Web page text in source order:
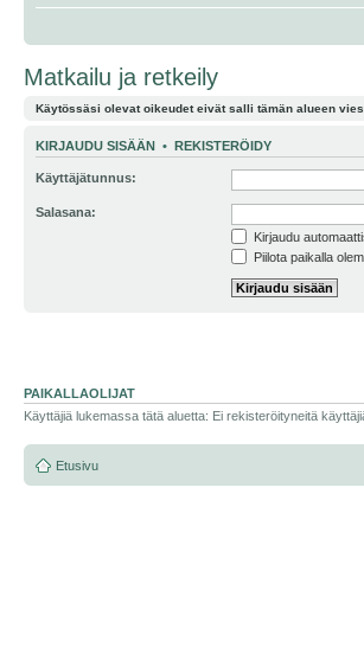
Matkailu ja retkeily
Käytössäsi olevat oikeudet eivät salli tämän alueen
KIRJAUDU SISÄÄN • REKISTERÖIDY
Käyttäjätunnus:
Salasana:
Kirjaudu
Piilota paikalla
PAIKALLAOLIJAT
Käyttäjiä lukemassa tätä aluetta: Ei rekisteröityneitä
Etusivu